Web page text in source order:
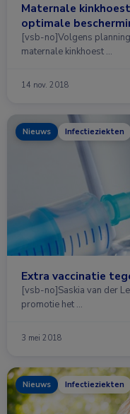
Maternale
optimale
[vsb-no]Volgens
maternale kinkhoest …
14 nov. 2018
Nieuws Infectieziekten
Extra vaccinatie
[vsb-no]Saskia van der
promotie het …
3 mei 2018
Nieuws Infectieziekten